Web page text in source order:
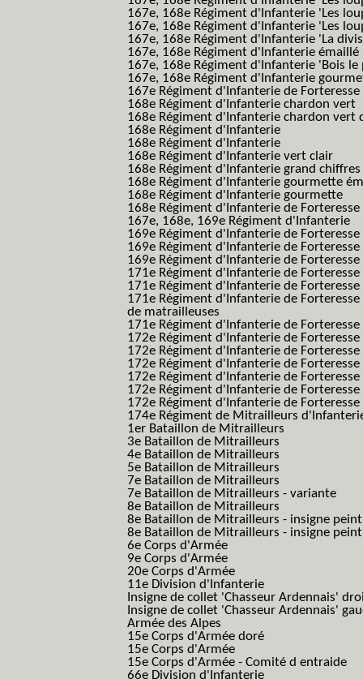
167e, 168e Régiment d'Infanterie 'Les
167e, 168e Régiment d'Infanterie 'Les
167e, 168e Régiment d'Infanterie 'La
167e, 168e Régiment d'Infanterie émaillé
167e, 168e Régiment d'Infanterie 'Bois
167e, 168e Régiment d'Infanterie
167e Régiment d'Infanterie de
168e Régiment d'Infanterie chardon vert
168e Régiment d'Infanterie chardon vert
168e Régiment d'Infanterie
168e Régiment d'Infanterie
168e Régiment d'Infanterie vert clair
168e Régiment d'Infanterie grand chiffres
168e Régiment d'Infanterie gourmette
168e Régiment d'Infanterie gourmette
168e Régiment d'Infanterie de Forteresse
167e, 168e, 169e Régiment d'Infanterie
169e Régiment d'Infanterie de Forteresse
169e Régiment d'Infanterie de
169e Régiment d'Infanterie de
171e Régiment d'Infanterie de Forteresse
171e Régiment d'Infanterie de
171e Régiment d'Infanterie de
de matrailleuses
171e Régiment d'Infanterie de
172e Régiment d'Infanterie de Forteresse
172e Régiment d'Infanterie de Forteresse
172e Régiment d'Infanterie de
172e Régiment d'Infanterie de
172e Régiment d'Infanterie de
172e Régiment d'Infanterie de
174e Régiment de Mitrailleurs
1er Bataillon de Mitrailleurs
3e Bataillon de Mitrailleurs
4e Bataillon de Mitrailleurs
5e Bataillon de Mitrailleurs
7e Bataillon de Mitrailleurs
7e Bataillon de Mitrailleurs - variante
8e Bataillon de Mitrailleurs
8e Bataillon de Mitrailleurs - insigne peint
8e Bataillon de Mitrailleurs - insigne
6e Corps d'Armée
9e Corps d'Armée
20e Corps d'Armée
11e Division d'Infanterie
Insigne de collet 'Chasseur Ardennais'
Insigne de collet 'Chasseur Ardennais'
Armée des Alpes
15e Corps d'Armée doré
15e Corps d'Armée
15e Corps d'Armée - Comité d entraide
66e Division d'Infanterie